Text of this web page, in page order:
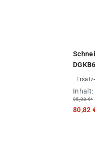
Inhalt:
95,08 €*
80,82